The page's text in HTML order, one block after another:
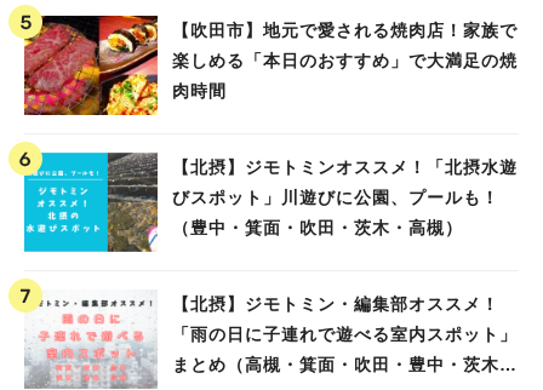
【吹田市】地元で愛される焼肉店！家族で
楽しめる「本日のおすすめ」で大満足の焼
肉時間
【北摂】ジモトミンオススメ！「北摂水遊
びスポット」川遊びに公園、プールも！
（豊中・箕面・吹田・茨木・高槻）
【北摂】ジモトミン・編集部オススメ！
「雨の日に子連れで遊べる室内スポット」
まとめ（高槻・箕面・吹田・豊中・茨木・